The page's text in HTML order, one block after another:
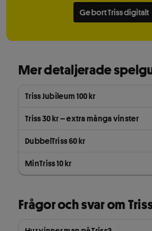
Ge bort Triss digitalt
Mer detaljerade
Triss Jubileum 100 kr
Triss 30 kr – extra många vinster
DubbelTriss 60 kr
MinTriss 10 kr
Frågor och svar om